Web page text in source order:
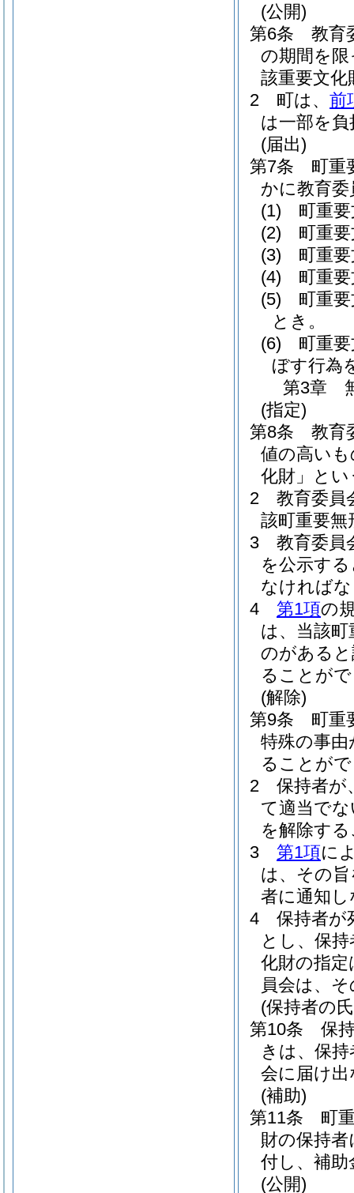
(公開)
第6条
教育
の期間を
該重要文
2
町は、 前
は一部を
(届出)
第7条
町重
かに教育
(1)
町重
(2)
町重
(3)
町重
(4)
町重
(5)
町重
とき。
(6)
町重
ぼす行為
第3章
(指定)
第8条
教育
値の高い
化財」とい
2
教育委員
該町重要
3
教育委員
を公示す
なければ
4
第1項の
は、当該
のがある
ることが
(解除)
第9条
町重
特殊の事
ることが
2
保持者が
て適当で
を解除す
3
第1項に
は、その
者に通知
4
保持者が
とし、保
化財の指
員会は、
(保持者の
第10条
保
きは、保
会に届け
(補助)
第11条
町
財の保持
付し、補
(公開)